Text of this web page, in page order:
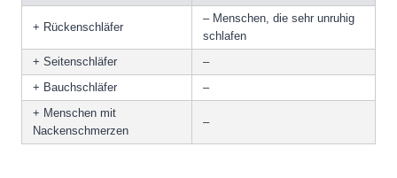
+ Rückenschläfer
– Menschen, die sehr unruhig
schlafen
+ Seitenschläfer
–
+ Bauchschläfer
–
+ Menschen mit
Nackenschmerzen
–